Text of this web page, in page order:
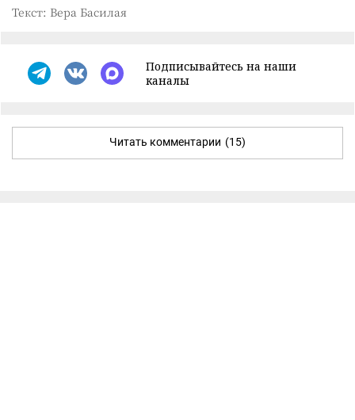
Текст: Вера Басилая
Подписывайтесь на наши
каналы
Читать комментарии (15)